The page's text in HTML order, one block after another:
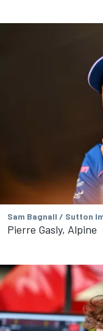
Sam Bagnall / Sutton
Pierre Gasly, Alpine